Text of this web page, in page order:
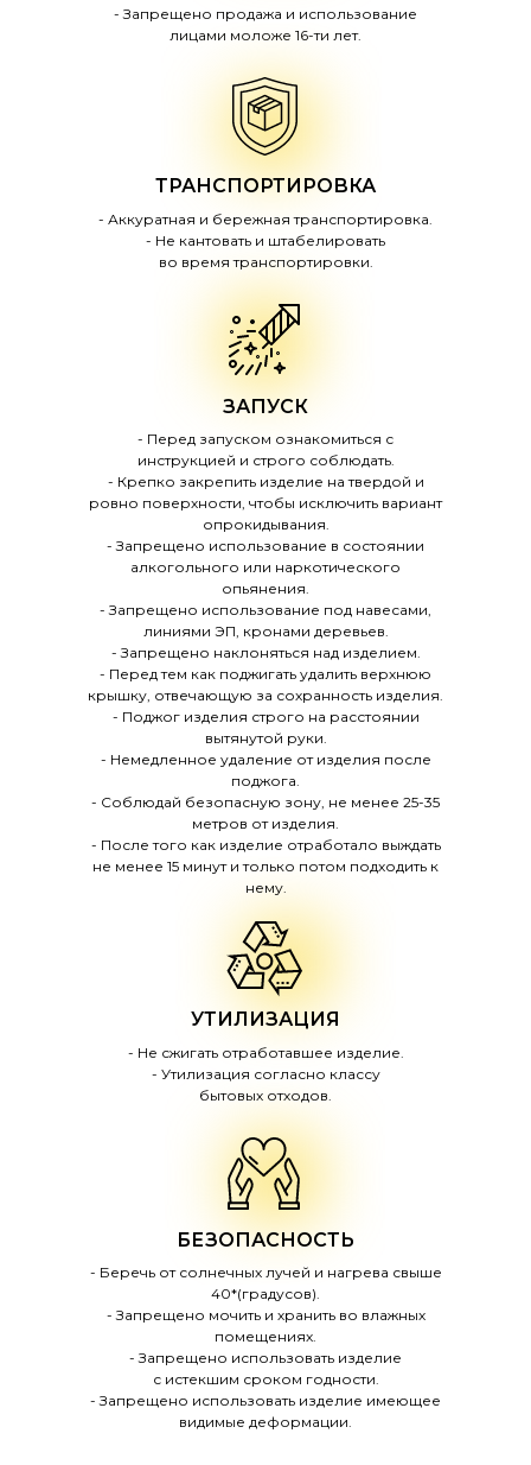
УТИЛИЗАЦИЯ
БЕЗОПАСНОСТЬ
- Запрещено продажа и использование
лицами моложе 16-ти лет.
- Не сжигать отработавшее изделие.
- Утилизация согласно классу
бытовых отходов.
- Беречь от солнечных лучей и нагрева свыше
40*(градусов).
- Запрещено мочить и хранить во влажных
помещениях.
- Запрещено использовать изделие
с истекшим сроком годности.
- Запрещено использовать изделие имеющее
видимые деформации.
ЗАПУСК
- Перед запуском ознакомиться с
инструкцией и строго соблюдать.
- Крепко закрепить изделие на твердой и
ровно поверхности, чтобы исключить вариант
опрокидывания.
- Запрещено использование в состоянии
алкогольного или наркотического
опьянения.
- Запрещено использование под навесами,
линиями ЭП, кронами деревьев.
- Запрещено наклоняться над изделием.
- Перед тем как поджигать удалить верхнюю
крышку, отвечающую за сохранность изделия.
- Поджог изделия строго на расстоянии
вытянутой руки.
- Немедленное удаление от изделия после
поджога.
- Соблюдай безопасную зону, не менее 25-35
метров от изделия.
- После того как изделие отработало выждать
не менее 15 минут и только потом подходить к
нему.
ТРАНСПОРТИРОВКА
- Аккуратная и бережная транспортировка.
- Не кантовать и штабелировать
во время транспортировки.